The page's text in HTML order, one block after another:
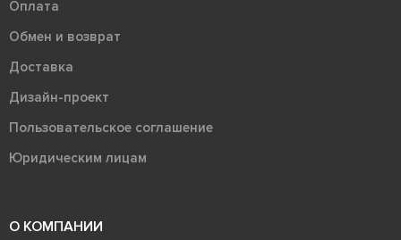
Оплата
Обмен и возврат
Доставка
Дизайн-проект
Пользовательское соглашение
Юридическим лицам
О КОМПАНИИ